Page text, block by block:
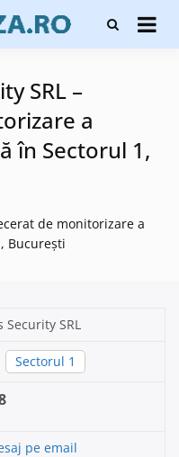
Firme de
protecție și
evaluatori de
securitate
SRL –
a
în Sectorul 1,
de monitorizare a
București
Security SRL
Sectorul 1
pe email